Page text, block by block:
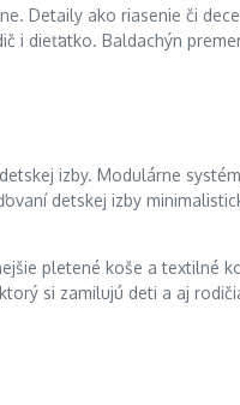
Detaily ako riasenie či
i dieťatko. Baldachýn
izby. Modulárne
detskej izby
pletené koše a textilné
si zamilujú deti a aj